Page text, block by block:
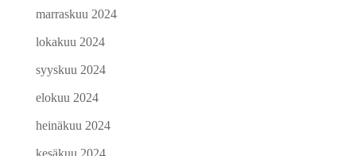
marraskuu 2024
lokakuu 2024
syyskuu 2024
elokuu 2024
heinäkuu 2024